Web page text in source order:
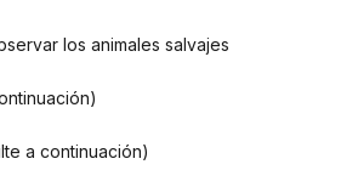
los animales salvajes
a continuación)